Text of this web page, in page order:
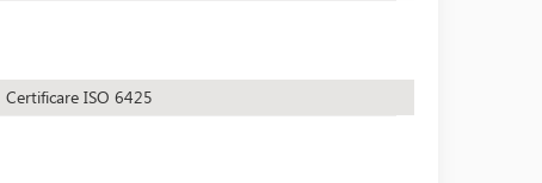
Certificare ISO 6425